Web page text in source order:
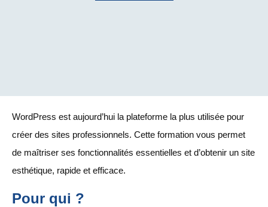
WordPress est aujourd’hui la plateforme la plus utilisée pour
créer des sites professionnels. Cette formation vous permet
de maîtriser ses fonctionnalités essentielles et d’obtenir un site
esthétique, rapide et efficace.
Pour qui ?